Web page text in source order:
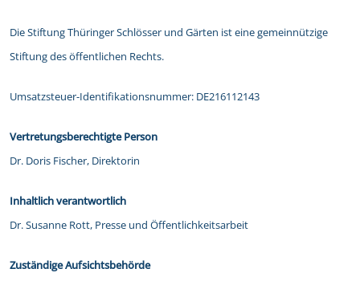
Die Stiftung Thüringer Schlösser und Gärten ist eine gemeinnützige
Stiftung des öffentlichen Rechts.
Umsatzsteuer-Identifikationsnummer: DE216112143
Vertretungsberechtigte Person
Dr. Doris Fischer, Direktorin
Inhaltlich verantwortlich
Dr. Susanne Rott, Presse und Öffentlichkeitsarbeit
Zuständige Aufsichtsbehörde